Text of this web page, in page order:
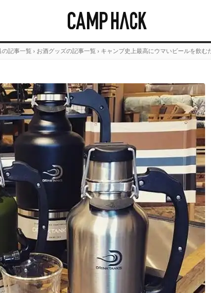
記事一覧 › お酒グッズの記事一覧 › キャンプ史上最高にウマいビールを飲